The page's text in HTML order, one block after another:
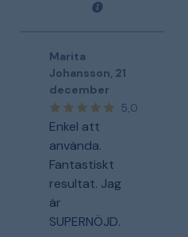
Marita
Johansson, 21
december
5,0
Enkel att
använda.
Fantastiskt
resultat. Jag
är
SUPERNÖJD.